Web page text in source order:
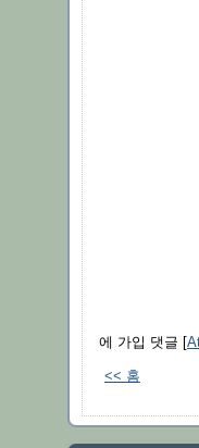
에 가입 댓글 [
<< 홈